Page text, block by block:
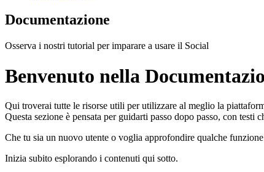
Documentazione
Osserva i nostri tutorial per imparare a usare il Social
Benvenuto nella
Qui troverai tutte le risorse utili per utilizzare al meglio la
Questa sezione è pensata per guidarti passo dopo passo, con
Che tu sia un nuovo utente o voglia approfondire qualche
Inizia subito esplorando i contenuti qui sotto.